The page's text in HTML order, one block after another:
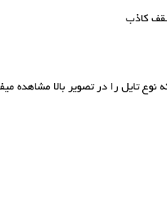
کاذب
تایل را در تصویر بالا مشاهده